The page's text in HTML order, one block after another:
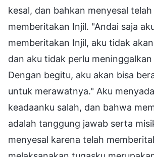
kesal, dan bahkan menyesal
memberitakan Injil. "Andai saja
memberitakan Injil, aku tidak
dan aku tidak perlu meninggalkan
Dengan begitu, aku akan bisa
untuk merawatnya." Aku
keadaanku salah, dan bahwa
adalah tanggung jawab serta
menyesal karena telah